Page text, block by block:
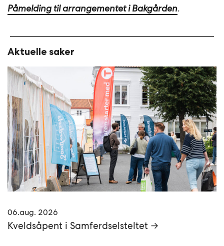
Påmelding til arrangementet i Bakgården.
Aktuelle saker
06.aug. 2026
Kveldsåpent i Samferdselsteltet →